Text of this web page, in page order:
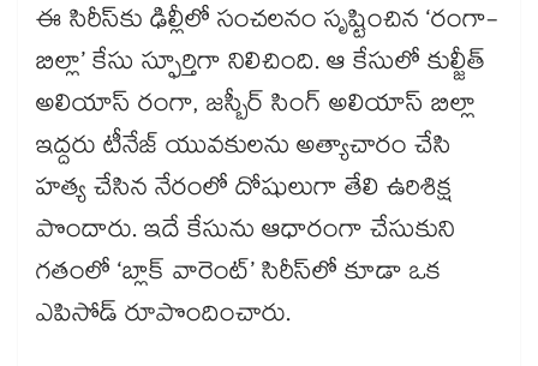
ఈ సిరీస్‌కు ఢిల్లీలో సంచలనం సృష్టించిన ‘రంగా-
బిల్లా’ కేసు స్ఫూర్తిగా నిలిచింది. ఆ కేసులో కుల్జీత్
అలియాస్ రంగా, జస్బీర్ సింగ్ అలియాస్ బిల్లా
ఇద్దరు టీనేజ్ యువకులను అత్యాచారం చేసి
హత్య చేసిన నేరంలో దోషులుగా తేలి ఉరిశిక్ష
పొందారు. ఇదే కేసును ఆధారంగా చేసుకుని
గతంలో ‘బ్లాక్ వారెంట్’ సిరీస్‌లో కూడా ఒక
ఎపిసోడ్ రూపొందించారు.